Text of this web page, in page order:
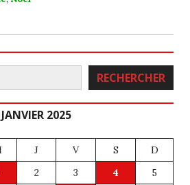
RECHERCHER
JANVIER 2025
J V S
D
2 3 4
5